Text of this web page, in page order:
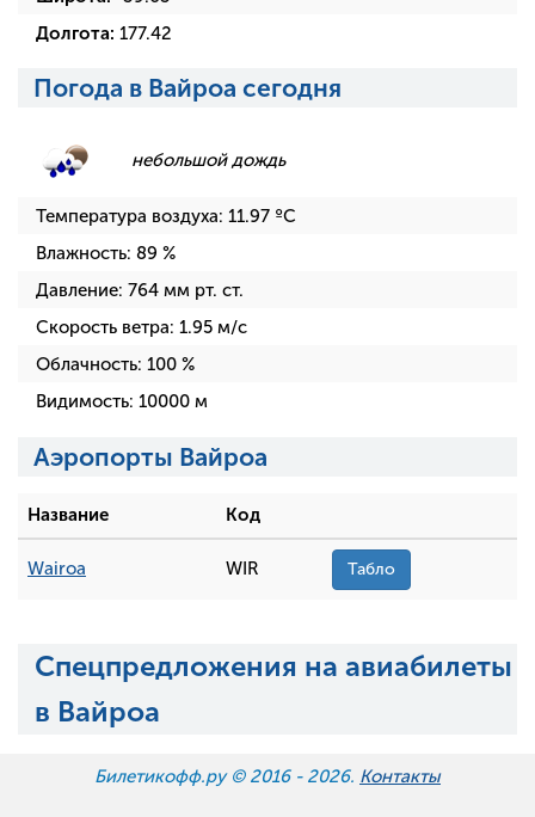
Долгота: 177.42
Погода в Вайроа сегодня
небольшой дождь
Температура воздуха: 11.97 ºC
Влажность: 89 %
Давление: 764 мм рт. ст.
Скорость ветра: 1.95 м/с
Облачность: 100 %
Видимость: 10000 м
Аэропорты Вайроа
Название Код
Wairoa WIR Табло
Спецпредложения на авиабилеты
в Вайроа
Билетикофф.ру © 2016 - 2026. Контакты